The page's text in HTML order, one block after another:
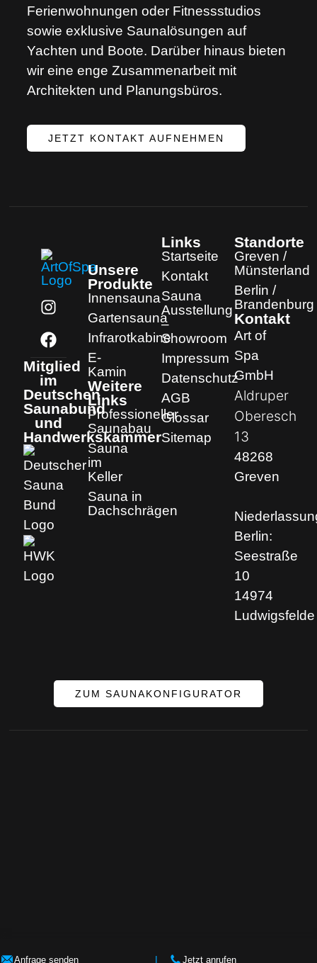
Anfrage senden I Jetzt anrufen
Ferienwohnungen oder Fitnessstudios
sowie exklusive Saunalösungen auf
Yachten und Boote. Darüber hinaus bieten
wir eine enge Zusammenarbeit mit
Architekten und Planungsbüros.
JETZT KONTAKT AUFNEHMEN
Mitglied
im
Deutschen
Saunabund
und
Handwerkskammer
Unsere
Produkte
Innensauna
Gartensauna
Infrarotkabine
E-
Kamin
Weitere
Links
Professioneller
Saunabau
Sauna
im
Keller
Sauna in
Dachschrägen
Links
Startseite
Kontakt
Sauna
Ausstellung
–
Showroom
Impressum
Datenschutz
AGB
Glossar
Sitemap
Standorte
Greven /
Münsterland
Berlin /
Brandenburg
Kontakt
Art of
Spa
GmbH
Aldruper
Oberesch
13
48268
Greven
Berlin:
Seestraße
10
14974
Ludwigsfelde
ZUM SAUNAKONFIGURATOR